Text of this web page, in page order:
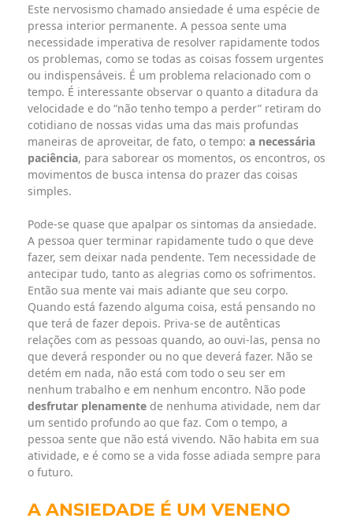
Este nervosismo chamado ansiedade é uma espécie de
pressa interior permanente. A pessoa sente uma
necessidade imperativa de resolver rapidamente todos
os problemas, como se todas as coisas fossem urgentes
ou indispensáveis. É um problema relacionado com o
tempo. É interessante observar o quanto a ditadura da
velocidade e do “não tenho tempo a perder” retiram do
cotidiano de nossas vidas uma das mais profundas
maneiras de aproveitar, de fato, o tempo: a necessária
paciência, para saborear os momentos, os encontros, os
movimentos de busca intensa do prazer das coisas
simples.
Pode-se quase que apalpar os sintomas da ansiedade.
A pessoa quer terminar rapidamente tudo o que deve
fazer, sem deixar nada pendente. Tem necessidade de
antecipar tudo, tanto as alegrias como os sofrimentos.
Então sua mente vai mais adiante que seu corpo.
Quando está fazendo alguma coisa, está pensando no
que terá de fazer depois. Priva-se de autênticas
relações com as pessoas quando, ao ouvi-las, pensa no
que deverá responder ou no que deverá fazer. Não se
detém em nada, não está com todo o seu ser em
nenhum trabalho e em nenhum encontro. Não pode
desfrutar plenamente de nenhuma atividade, nem dar
um sentido profundo ao que faz. Com o tempo, a
pessoa sente que não está vivendo. Não habita em sua
atividade, e é como se a vida fosse adiada sempre para
o futuro.
A ANSIEDADE É UM VENENO